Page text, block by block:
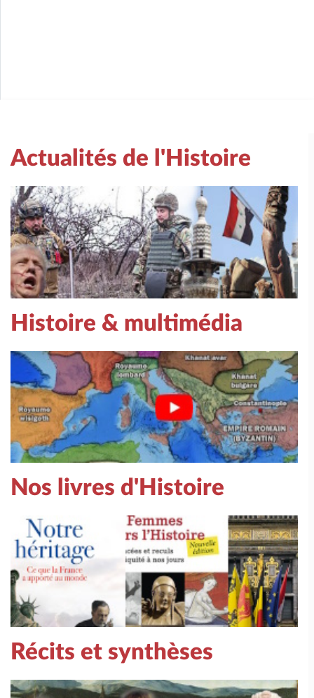
Actualités de l'Histoire
Histoire & multimédia
Nos livres d'Histoire
Récits et synthèses